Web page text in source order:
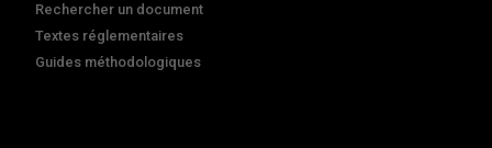
Rechercher un document
Textes réglementaires
Guides méthodologiques